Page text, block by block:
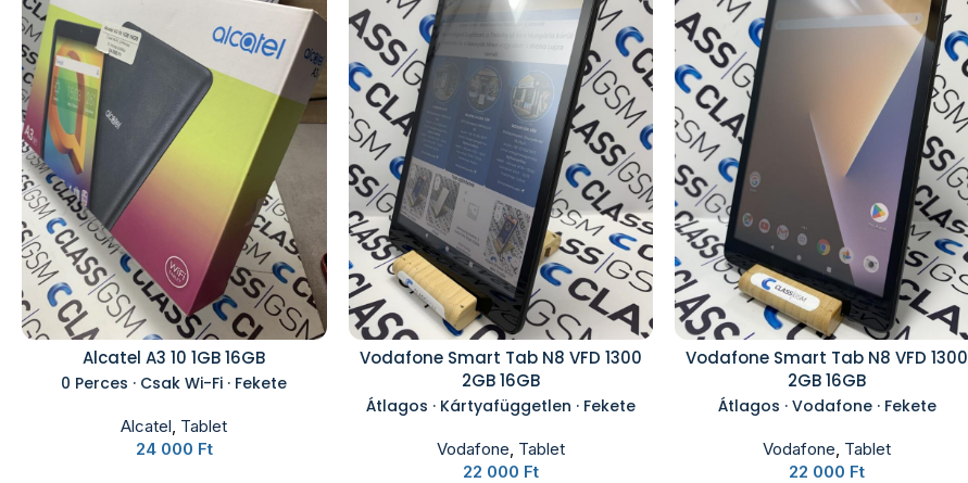
Alcatel A3 10 1GB 16GB
0 Perces · Csak Wi-Fi · Fekete
Alcatel Tablet
24 000 Ft
Vodafone Smart Tab N8 VFD 1300
2GB 16GB
Átlagos · Kártyafüggetlen · Fekete
Vodafone Tablet
22 000 Ft
Vodafone Smart Tab N8 VFD 1300
2GB 16GB
Átlagos · Vodafone · Fekete
Vodafone Tablet
22 000 Ft